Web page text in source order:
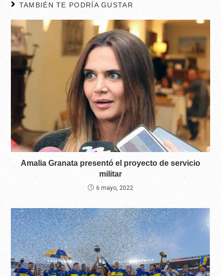
TAMBIÉN TE PODRÍA GUSTAR
Amalia Granata presentó el proyecto de servicio
militar
6 mayo, 2022